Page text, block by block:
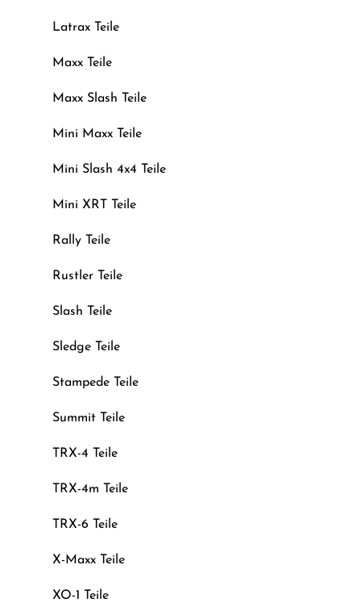
Latrax Teile
Maxx Teile
Maxx Slash Teile
Mini Maxx Teile
Mini Slash 4x4 Teile
Mini XRT Teile
Rally Teile
Rustler Teile
Slash Teile
Sledge Teile
Stampede Teile
Summit Teile
TRX-4 Teile
TRX-4m Teile
TRX-6 Teile
X-Maxx Teile
XO-1 Teile